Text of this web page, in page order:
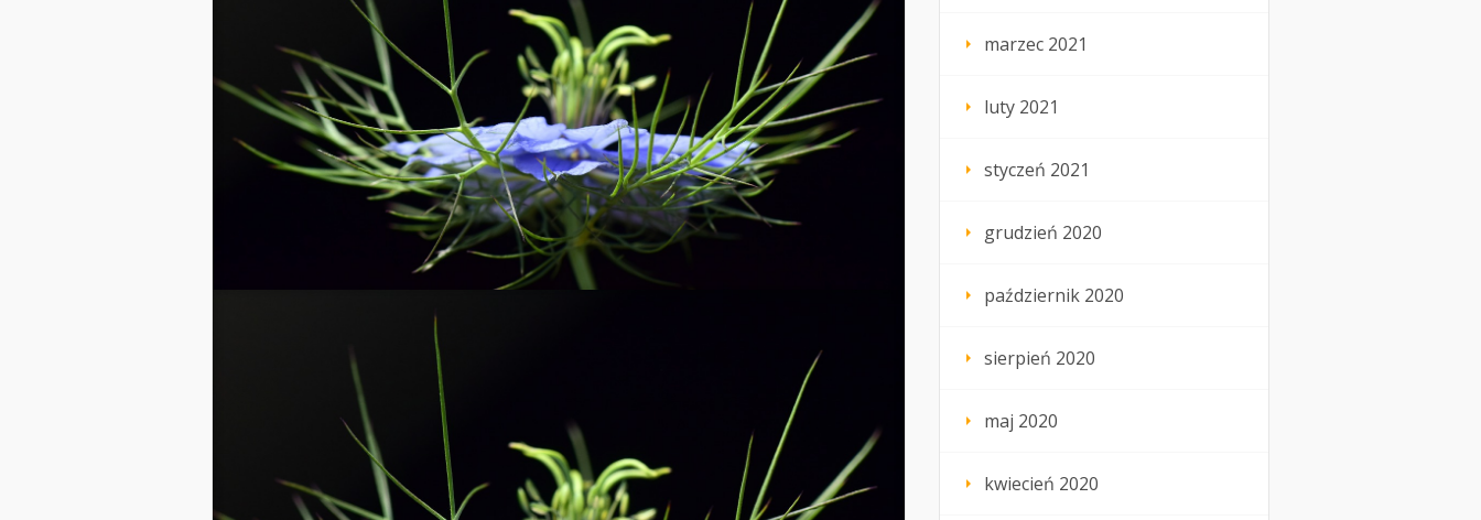
marzec 2021
luty 2021
styczeń 2021
grudzień 2020
październik 2020
sierpień 2020
maj 2020
kwiecień 2020